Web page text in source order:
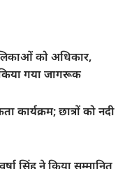
को अधिकार,
गया जागरूक
कार्यक्रम; छात्रों को नदी
सिंह ने किया सम्मानित